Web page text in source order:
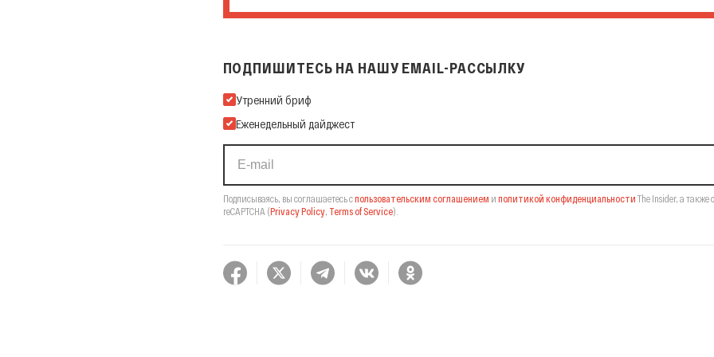
ПОДПИШИТЕСЬ НА НАШУ EMAIL-РАССЫЛКУ
Подпишитесь на нашу Email-рассылку
Утренний бриф
Еженедельный дайджест
Подписываясь, вы соглашаетесь спользовательским соглашением и политикой конфиденциальности The Insider, а также
reCAPTCHA (Privacy Policy, Terms of Service).